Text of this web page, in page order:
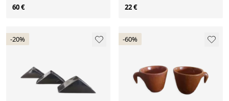
60 € 22 €
-20% -60%